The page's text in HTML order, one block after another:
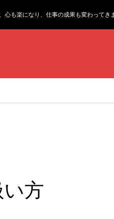
心も楽になり、仕事の成果も変わってき
方